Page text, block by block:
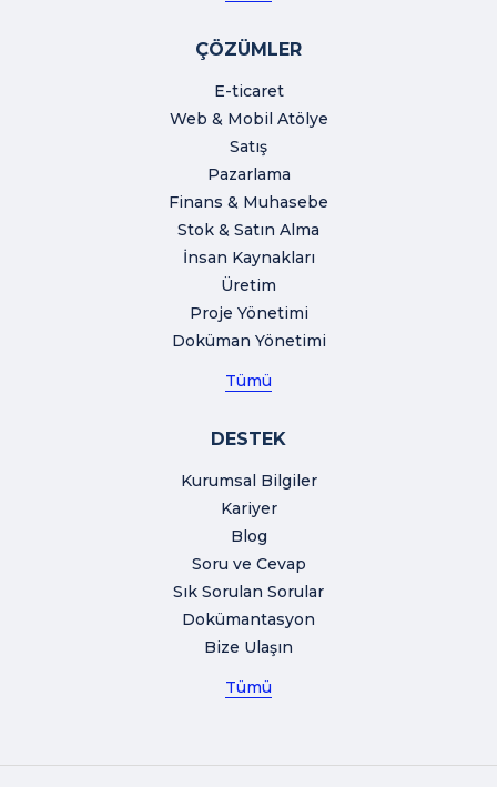
ÇÖZÜMLER
E-ticaret
Web & Mobil Atölye
Satış
Pazarlama
Finans & Muhasebe
Stok & Satın Alma
İnsan Kaynakları
Üretim
Proje Yönetimi
Doküman Yönetimi
Tümü
DESTEK
Kurumsal Bilgiler
Kariyer
Blog
Soru ve Cevap
Sık Sorulan Sorular
Dokümantasyon
Bize Ulaşın
Tümü